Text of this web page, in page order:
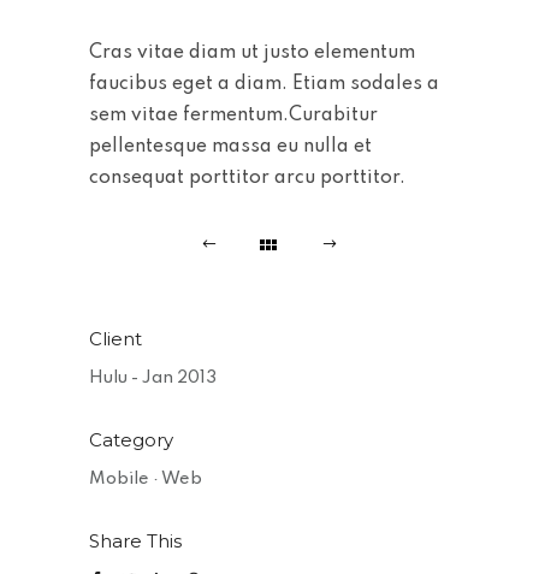
Cras vitae diam ut justo elementum
faucibus eget a diam. Etiam sodales a
sem vitae fermentum.Curabitur
pellentesque massa eu nulla et
consequat porttitor arcu porttitor.
Client
Hulu - Jan 2013
Category
Mobile · Web
Share This